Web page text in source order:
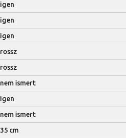
igen
igen
igen
rossz
rossz
nem ismert
igen
nem ismert
35 cm